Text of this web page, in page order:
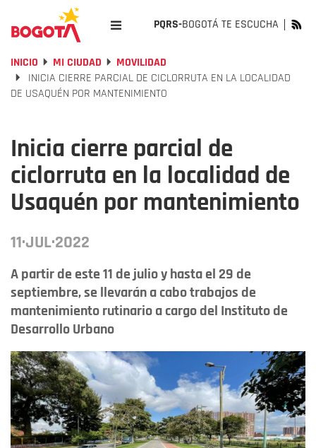
PQRS-BOGOTÁ TE ESCUCHA
INICIO MI CIUDAD
MOVILIDAD
INICIA CIERRE PARCIAL DE CICLORRUTA EN LA LOCALIDAD
DE USAQUÉN POR MANTENIMIENTO
Inicia cierre parcial de
ciclorruta en la localidad de
Usaquén por mantenimiento
11·JUL·2022
A partir de este 11 de julio y hasta el 29 de
septiembre, se llevarán a cabo trabajos de
mantenimiento rutinario a cargo del Instituto de
Desarrollo Urbano